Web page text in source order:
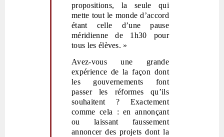
propositions, la seule qui
mette tout le monde d’accord
étant celle d’une pause
méridienne de 1h30 pour
tous les élèves. »
Avez-vous une grande
expérience de la façon dont
les gouvernements font
passer les réformes qu’ils
souhaitent ? Exactement
comme cela : en annonçant
ou laissant faussement
annoncer des projets dont la